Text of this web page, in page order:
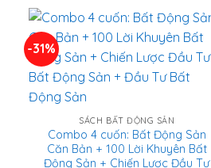
-31%
SÁCH BẤT ĐỘNG SẢN
Combo 4 cuốn: Bất Động Sản
Căn Bản + 100 Lời Khuyên Bất
Động Sản + Chiến Lược Đầu Tư